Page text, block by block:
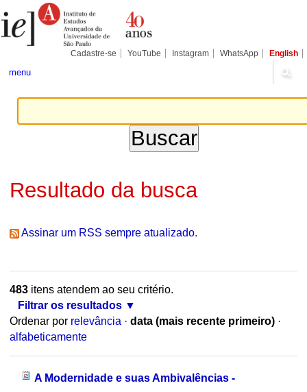
para
conteúdo.
Pessoais
Cadastre-se YouTube Instagram WhatsApp English
menu
Resultado da busca
Assinar um RSS sempre atualizado.
483itens atendem ao seu critério.
Filtrar os resultados
Ordenar por relevância · data (mais recente primeiro) ·
alfabeticamente
A Modernidade e suas Ambivalências -